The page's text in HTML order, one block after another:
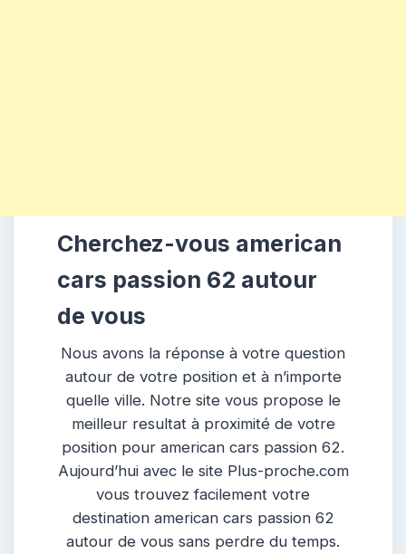
Cherchez-vous american
cars passion 62 autour
de vous
Nous avons la réponse à votre question
autour de votre position et à n’importe
quelle ville. Notre site vous propose le
meilleur resultat à proximité de votre
position pour american cars passion 62.
Aujourd’hui avec le site Plus-proche.com
vous trouvez facilement votre
destination american cars passion 62
autour de vous sans perdre du temps.